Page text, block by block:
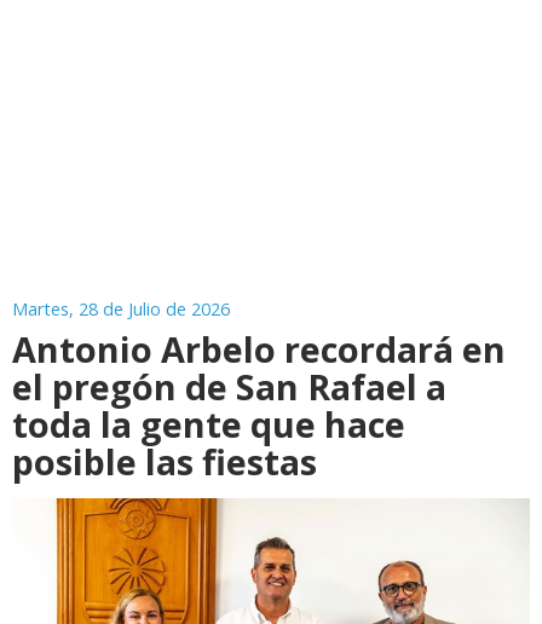
Martes, 28 de Julio de 2026
Antonio Arbelo recordará en
el pregón de San Rafael a
toda la gente que hace
posible las fiestas